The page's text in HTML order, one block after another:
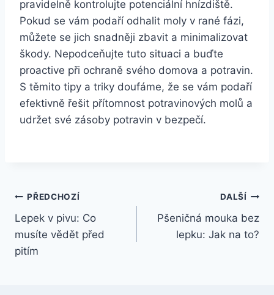
pravidelně kontrolujte potenciální hnízdiště.
Pokud se vám podaří odhalit moly v rané fázi,
můžete se jich snadněji zbavit a minimalizovat
škody. Nepodceňujte tuto situaci a buďte
proactive při ochraně svého domova a potravin.
S těmito tipy a triky doufáme, že se vám podaří
efektivně řešit přítomnost potravinových molů a
udržet své zásoby potravin v bezpečí.
Navigace
pro
příspěvek
PŘEDCHOZÍ
Lepek v pivu: Co
musíte vědět před
pitím
DALŠÍ
Pšeničná mouka bez
lepku: Jak na to?